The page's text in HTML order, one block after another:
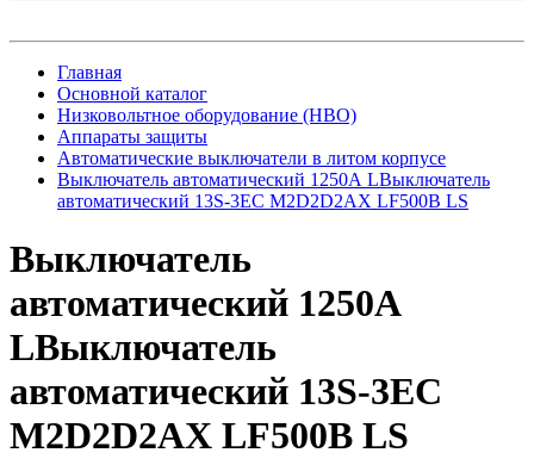
Главная
Основной каталог
Низковольтное оборудование (НВО)
Аппараты защиты
Автоматические выключатели в литом корпусе
Выключатель автоматический 1250А LВыключатель
автоматический 13S-3EС M2D2D2АX LF500В LS
Выключатель
автоматический 1250А
LВыключатель
автоматический 13S-3EС
M2D2D2АX LF500В LS